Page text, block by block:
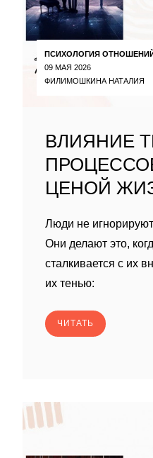
ПСИХОЛОГИЯ
09 МАЯ 2026
ФИЛИМОШКИНА НАТАЛИЯ
ВЛИЯНИЕ
ЦЕНОЙ
Люди не
Они делают это,
сталкивается с их
их тенью:
ЧИТАТЬ